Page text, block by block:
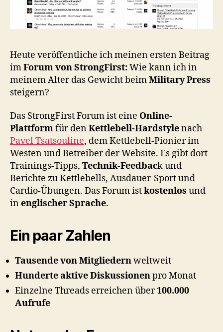
Heute veröffentliche ich meinen ersten Beitrag
imForum von StrongFirst:Wie kann ich in
meinem Alter das Gewicht beimMilitary Press
steigern?
Das StrongFirst Forum ist eine Online-
Plattformfür denKettlebell-Hardstylenach
Pavel Tsatsouline, dem Kettlebell-Pionier im
Westen und Betreiber der Website. Es gibt dort
Trainings-Tipps, Technik-Feedback und
Berichte zu Kettlebells, Ausdauer-Sport und
Cardio-Übungen. Das Forum istkostenlos und
inenglischer Sprache.
Ein paar Zahlen
Tausende von Mitgliedernweltweit
Hunderte aktive Diskussionenpro Monat
Einzelne Threads erreichen über100.000
Aufrufe